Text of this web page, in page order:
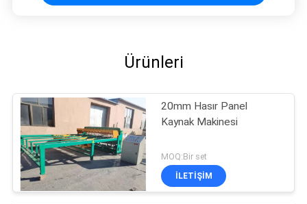
Ürünleri
20mm Hasır Panel
Kaynak Makinesi
MOQ:Bir set
İLETIŞIM